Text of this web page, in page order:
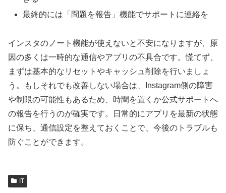
最終的には「問題を報告」機能でサポートに連絡を
インスタのノート機能が使えないと不安になりますが、原
因の多くは一時的な通信やアプリの不具合です。慌てず、
まずは基本的なリセットやキャッシュ削除を行いましょ
う。もしそれでも改善しない場合は、Instagram側の障害
や制限の可能性もあるため、時間を置くか公式サポートへ
の報告を行うのが確実です。日常的にアプリを最新の状態
に保ち、通信設定を整えておくことで、今後のトラブルも
防ぐことができます。
IT